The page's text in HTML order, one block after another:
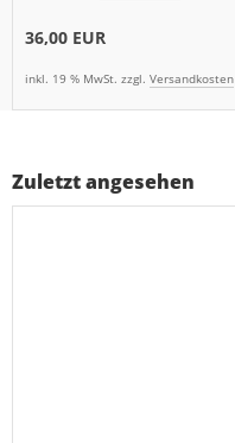
36,00 EUR
inkl. 19 % MwSt. zzgl. Versandkosten
Zuletzt angesehen